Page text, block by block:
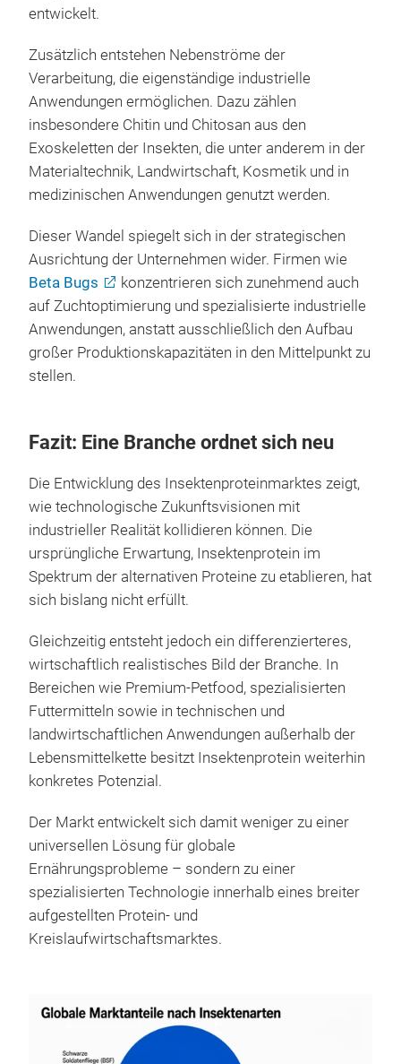
entwickelt.
Zusätzlich entstehen Nebenströme der
Verarbeitung, die eigenständige industrielle
Anwendungen ermöglichen. Dazu zählen
insbesondere Chitin und Chitosan aus den
Exoskeletten der Insekten, die unter anderem in der
Materialtechnik, Landwirtschaft, Kosmetik und in
medizinischen Anwendungen genutzt werden.
Dieser Wandel spiegelt sich in der strategischen
Ausrichtung der Unternehmen wider. Firmen wie
Beta Bugs
konzentrieren sich zunehmend auch
auf Zuchtoptimierung und spezialisierte industrielle
Anwendungen, anstatt ausschließlich den Aufbau
großer Produktionskapazitäten in den Mittelpunkt zu
stellen.
Fazit: Eine Branche ordnet sich neu
Die Entwicklung des Insektenproteinmarktes zeigt,
wie technologische Zukunftsvisionen mit
industrieller Realität kollidieren können. Die
ursprüngliche Erwartung, Insektenprotein im
Spektrum der alternativen Proteine zu etablieren, hat
sich bislang nicht erfüllt.
Gleichzeitig entsteht jedoch ein differenzierteres,
wirtschaftlich realistisches Bild der Branche. In
Bereichen wie Premium-Petfood, spezialisierten
Futtermitteln sowie in technischen und
landwirtschaftlichen Anwendungen außerhalb der
Lebensmittelkette besitzt Insektenprotein weiterhin
konkretes Potenzial.
Der Markt entwickelt sich damit weniger zu einer
universellen Lösung für globale
Ernährungsprobleme – sondern zu einer
spezialisierten Technologie innerhalb eines breiter
aufgestellten Protein- und
Kreislaufwirtschaftsmarktes.